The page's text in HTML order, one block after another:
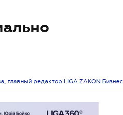
главный редактор LIGA ZAKON Бизнес